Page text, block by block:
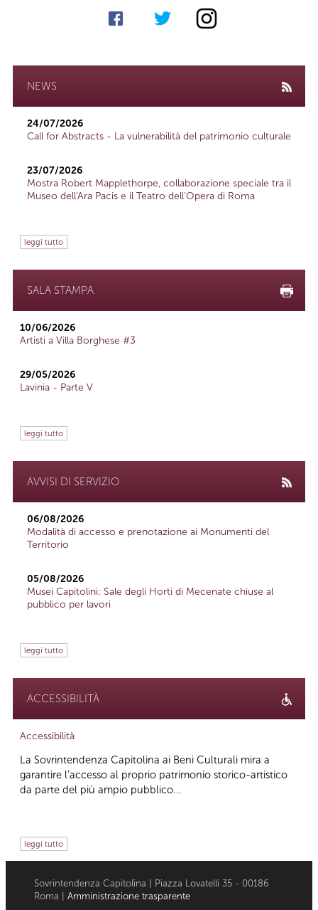
NEWS
24/07/2026
Call for Abstracts - La vulnerabilità del patrimonio culturale
23/07/2026
Mostra Robert Mapplethorpe, collaborazione speciale tra il
Museo dell'Ara Pacis e il Teatro dell'Opera di Roma
leggi tutto
SALA STAMPA
10/06/2026
Artisti a Villa Borghese #3
29/05/2026
Lavinia - Parte V
leggi tutto
AVVISI DI SERVIZIO
06/08/2026
Modalità di accesso e prenotazione ai Monumenti del
Territorio
05/08/2026
Musei Capitolini: Sale degli Horti di Mecenate chiuse al
pubblico per lavori
leggi tutto
ACCESSIBILITÀ
Accessibilità
La Sovrintendenza Capitolina ai Beni Culturali mira a
garantire l’accesso al proprio patrimonio storico-artistico
da parte del più ampio pubblico...
leggi tutto
Sovrintendenza Capitolina | Piazza Lovatelli 35 - 00186
Roma | Amministrazione trasparente